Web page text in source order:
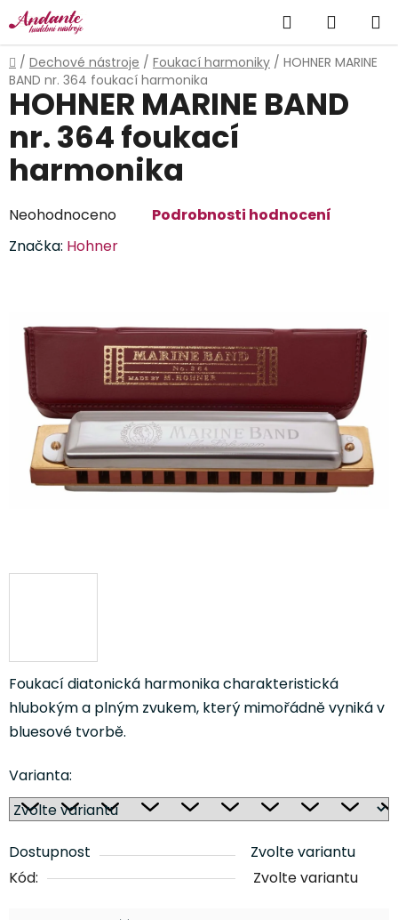
Přejít
na
obsah
Hledat
KOŠÍK
Domů
/ Dechové nástroje / Foukací harmoniky / HOHNER MARINE
BAND nr. 364 foukací harmonika
Foukací diatonická harmonika charakteristická
hlubokým a plným zvukem, který mimořádně vyniká v
bluesové tvorbě.
Varianta:
Dostupnost
Zvolte variantu
Kód:
Zvolte variantu
HOHNER MARINE BAND
nr. 364 foukací
harmonika
Průměrné
produktu
hvězdiček.
Neohodnoceno
Podrobnosti hodnocení
Značka: Hohner